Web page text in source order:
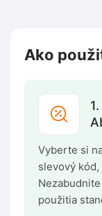
Ako
Vyberte si
slevový
použitia